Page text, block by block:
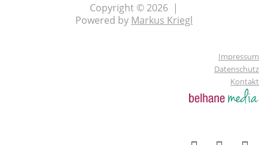
Copyright © 2026 |
Powered by Markus Kriegl
Impressum
Datenschutz
Kontakt